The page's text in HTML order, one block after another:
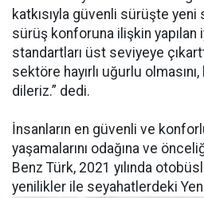
katkısıyla güvenli sürüşte
sürüş konforuna ilişkin
standartları üst seviyeye
sektöre hayırlı uğurlu
dileriz.” dedi.
İnsanların en güvenli ve
yaşamalarını odağına ve
Benz Türk, 2021 yılında
yenilikler ile seyahatlerdeki